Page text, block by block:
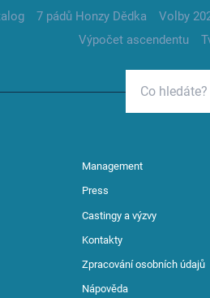
7 pádů Honzy Dědka Volby
Výpočet ascendentu
Management
Press
Castingy a výzvy
Kontakty
Zpracování osobních údajů
Nápověda